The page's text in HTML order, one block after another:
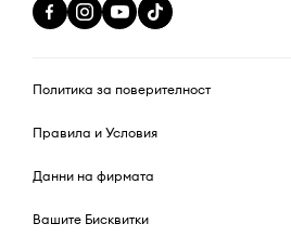
Политика за поверителност
Правила и Условия
Данни на фирмата
Вашите Бисквитки